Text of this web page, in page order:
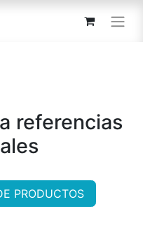
referencias
PRODUCTOS